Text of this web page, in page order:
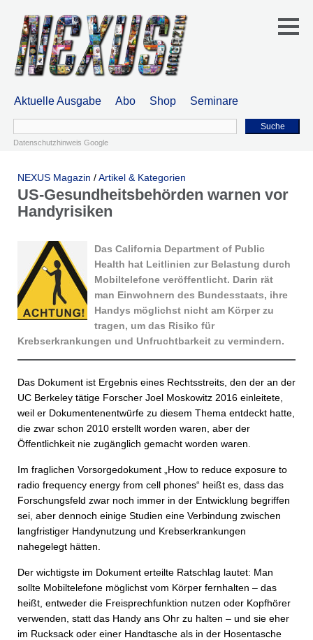
Aktuelle Ausgabe Abo Shop Seminare
Suche
Datenschutzhinweis Google
NEXUS Magazin /Artikel & Kategorien
US-Gesundheitsbehörden warnen vor
Handyrisiken
Das California Department of Public
Health hat Leitlinien zur Belastung durch
Mobiltelefone veröffentlicht. Darin rät
man Einwohnern des Bundesstaats, ihre
Handys möglichst nicht am Körper zu
tragen, um das Risiko für
Krebserkrankungen und Unfruchtbarkeit zu vermindern.
Das Dokument ist Ergebnis eines Rechtsstreits, den der an der
UC Berkeley tätige Forscher Joel Moskowitz 2016 einleitete,
weil er Dokumentenentwürfe zu diesem Thema entdeckt hatte,
die zwar schon 2010 erstellt worden waren, aber der
Öffentlichkeit nie zugänglich gemacht worden waren.
Im fraglichen Vorsorgedokument „How to reduce exposure to
radio frequency energy from cell phones“ heißt es, dass das
Forschungsfeld zwar noch immer in der Entwicklung begriffen
sei, aber dennoch einige Studien eine Verbindung zwischen
langfristiger Handynutzung und Krebserkrankungen
nahegelegt hätten.
Der wichtigste im Dokument erteilte Ratschlag lautet: Man
sollte Mobiltelefone möglichst vom Körper fernhalten – das
heißt, entweder die Freisprechfunktion nutzen oder Kopfhörer
verwenden, statt das Handy ans Ohr zu halten – und sie eher
im Rucksack oder einer Handtasche als in der Hosentasche